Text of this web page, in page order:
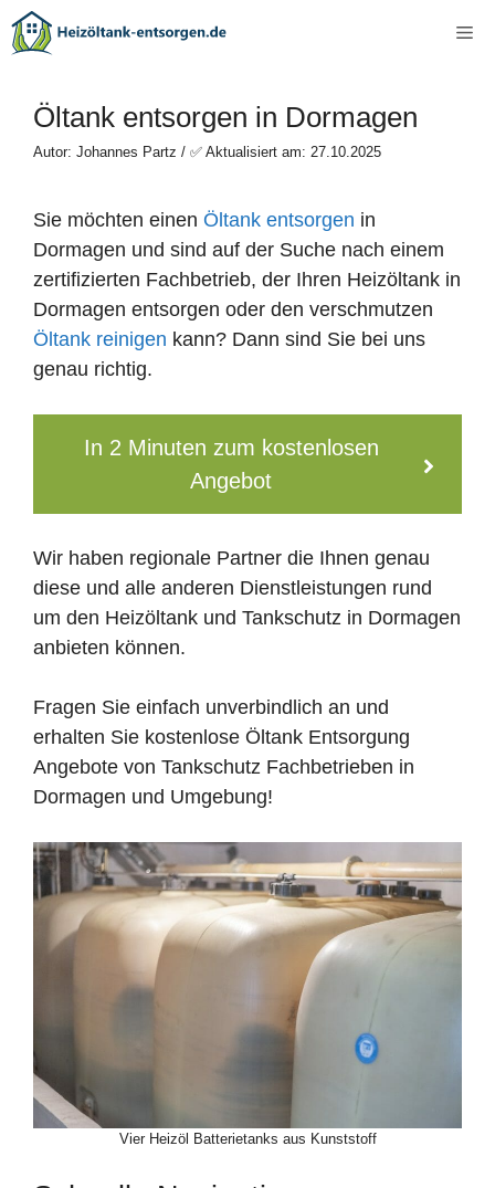
Zum
Inhalt
Öltank entsorgen in Dormagen
Autor: Johannes Partz / ✅ Aktualisiert am: 27.10.2025
Sie möchten einen Öltank entsorgen in
Dormagen und sind auf der Suche nach einem
zertifizierten Fachbetrieb, der Ihren Heizöltank in
Dormagen entsorgen oder den verschmutzen
Öltank reinigen kann? Dann sind Sie bei uns
genau richtig.
In 2 Minuten zum kostenlosen
Angebot
Wir haben regionale Partner die Ihnen genau
diese und alle anderen Dienstleistungen rund
um den Heizöltank und Tankschutz in Dormagen
anbieten können.
Fragen Sie einfach unverbindlich an und
erhalten Sie kostenlose Öltank Entsorgung
Angebote von Tankschutz Fachbetrieben in
Dormagen und Umgebung!
Vier Heizöl Batterietanks aus Kunststoff